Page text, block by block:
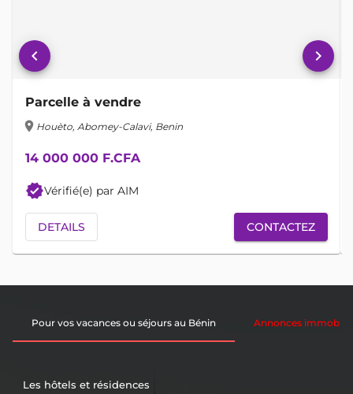
Parcelle à vendre
location_on Houèto, Abomey-Calavi, Benin
14 000 000 F.CFA
verifiedVérifié(e) par AIM
DETAILS CONTACTEZ
keyboard_arrow_left keyboard_arrow_right
Pour vos vacances ou séjours au Bénin Annonces
Les hôtels et résidences